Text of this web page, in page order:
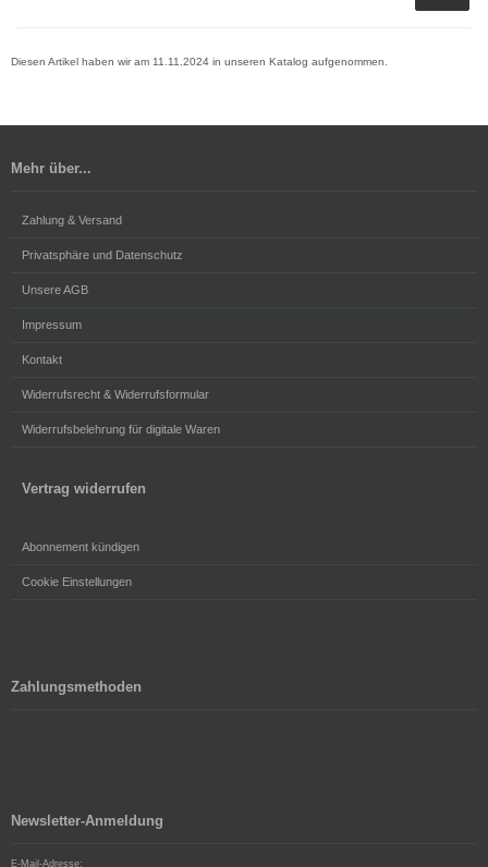
Diesen Artikel haben wir am 11.11.2024 in unseren Katalog aufgenommen.
Mehr über...
Zahlung & Versand
Privatsphäre und Datenschutz
Unsere AGB
Impressum
Kontakt
Widerrufsrecht & Widerrufsformular
Widerrufsbelehrung für digitale Waren
Vertrag widerrufen
Abonnement kündigen
Cookie Einstellungen
Zahlungsmethoden
Newsletter-Anmeldung
E-Mail-Adresse: